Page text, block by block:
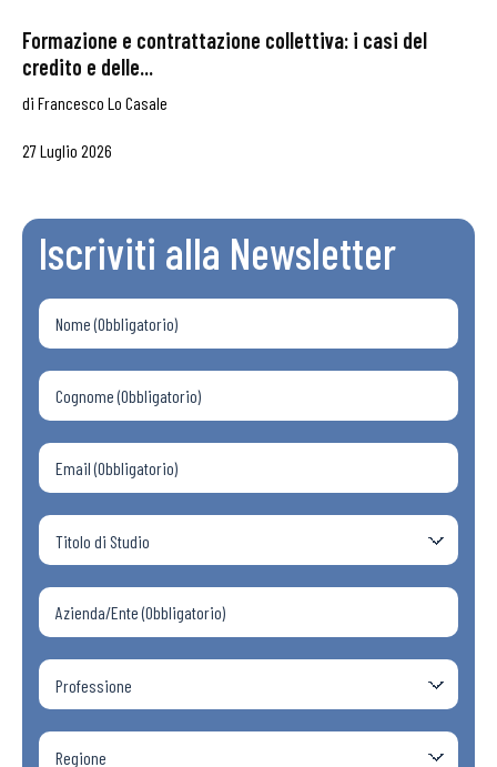
Formazione e contrattazione collettiva: i casi del
credito e delle...
di Francesco Lo Casale
27 Luglio 2026
Iscriviti alla Newsletter